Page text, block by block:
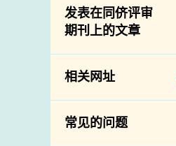
资讯平台
下载
公开比赛
发表在同侪评审
期刊上的文章
相关网址
相关政府部门／机
构
常见的问题